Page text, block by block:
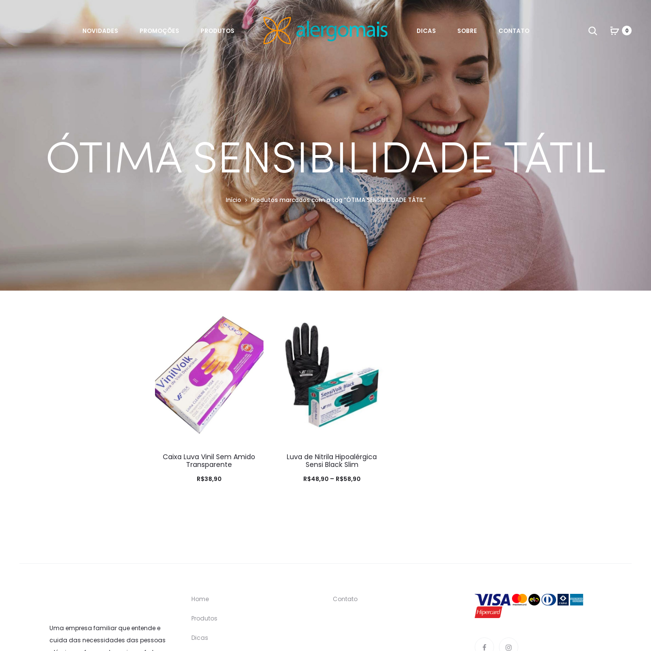
NOVIDADES PROMOÇÕES PRODUTOS DICAS SOBRE CONTATO Search 0
ÓTIMA SENSIBILIDADE TÁTIL
Início Produtos marcados com a tag “ÓTIMA SENSIBILIDADE TÁTIL”
Caixa Luva Vinil Sem Amido
Transparente
R$38,90
Luva de Nitrila Hipoalérgica
Sensi Black Slim
R$48,90 – R$58,90
Uma empresa familiar que entende e
cuida das necessidades das pessoas
Home
Produtos
Dicas
Contato